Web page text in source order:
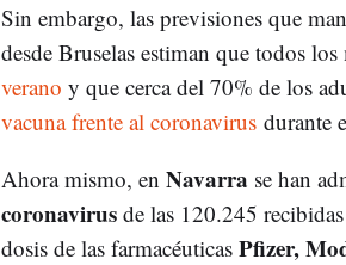
Sin embargo, las previsiones que
desde Bruselas estiman que todos los
verano y que cerca del 70% de los
vacuna frente al coronavirusdurante
Ahora mismo, en Navarra se han
coronavirusde las 120.245
dosis de las farmacéuticas Pfizer,